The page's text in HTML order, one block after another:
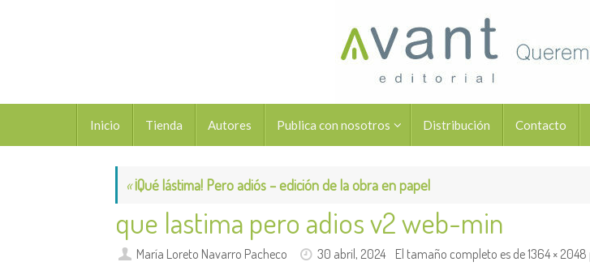
contenido
Inicio Tienda Autores Publica con nosotros Distribución Contacto
«¡Qué lástima! Pero adiós – edición de la obra en papel
que lastima pero adios v2 web-min
María Loreto Navarro Pacheco 30 abril, 2024 El tamaño completo es de1364 × 2048